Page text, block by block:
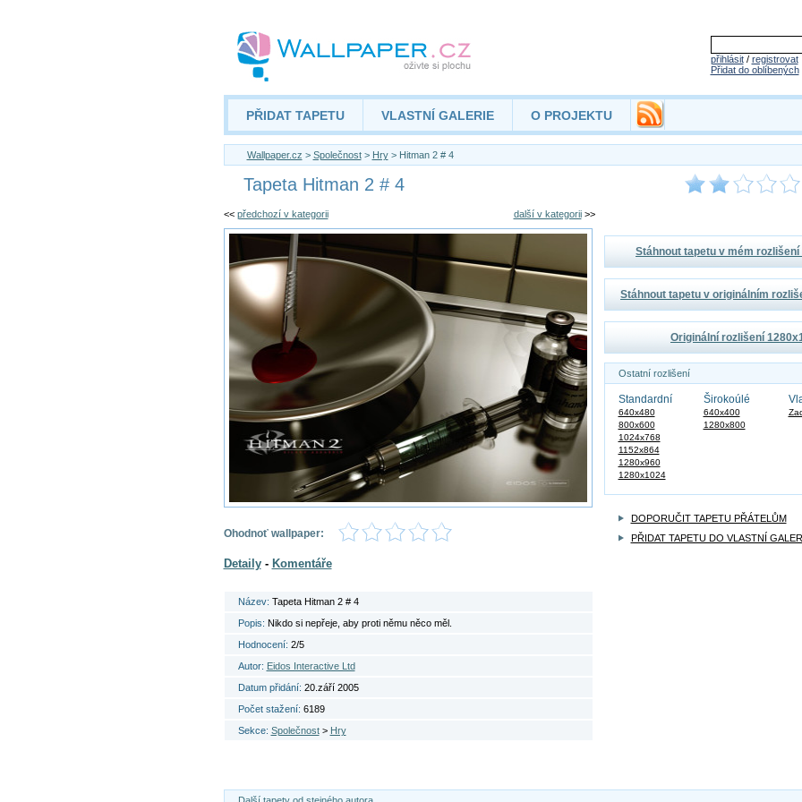
přihlásit/ registrovat
Přidat do oblíbených
PŘIDAT TAPETU VLASTNÍ GALERIE O PROJEKTU
Wallpaper.cz > Společnost> Hry> Hitman 2 # 4
Tapeta Hitman 2 # 4
<< předchozí v kategorii další v kategorii>>
Ohodnoť wallpaper:
Detaily- Komentáře
Název: Tapeta Hitman 2 # 4
Popis: Nikdo si nepřeje, aby proti němu něco měl.
Hodnocení: 2/5
Autor: Eidos Interactive Ltd
Datum přidání: 20.září 2005
Počet stažení: 6189
Sekce: Společnost> Hry
Stáhnout tapetu v mém rozlišení
Stáhnout tapetu v originálním
Originální rozlišení
Ostatní rozlišení
Standardní
640x480
800x600
1024x768
1152x864
1280x960
1280x1024
Širokoúlé
640x400
1280x800
DOPORUČIT TAPETU PŘÁTELŮM
PŘIDAT TAPETU DO VLASTNÍ